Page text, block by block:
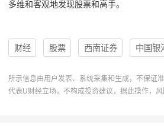
多维和客观地发现股票和高手。
财经 股票 西南证券 中国银
基本面 业绩超预期 机构 分
所示信息由用户发表、系统采集和生成，不保证
代表U财经立场，不构成投资建议，据此操作，风